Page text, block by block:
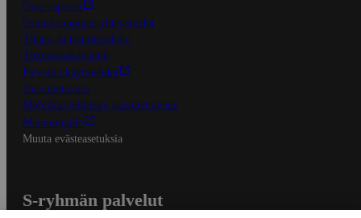
Oiva-raportit
Osuuskauppojen yhteystiedot
Tilaus- ja toimitusehdot
Tietosuojakäytäntö
Palvelun käyttöehdot
Saavutettavuus
Mobiilisovelluksen saavutettavuus
Mainostajalle
Muuta evästeasetuksia
S-ryhmän palvelut